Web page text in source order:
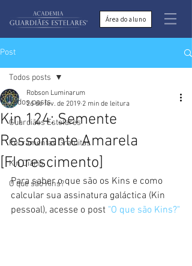
Área do aluno
Post
Todos posts
Guardiães Estelares
Ferramentas Gratuitas
Kin Diário
O que são Kins?
Todos posts
Kin 124: Semente
Ressonante Amarela
[Florescimento]
Robson Luminarum
26 de fev. de 2019 2 min de leitura
Para saber o que são os Kins e como
calcular sua assinatura galáctica (Kin
pessoal), acesse o post "O que são Kins?"